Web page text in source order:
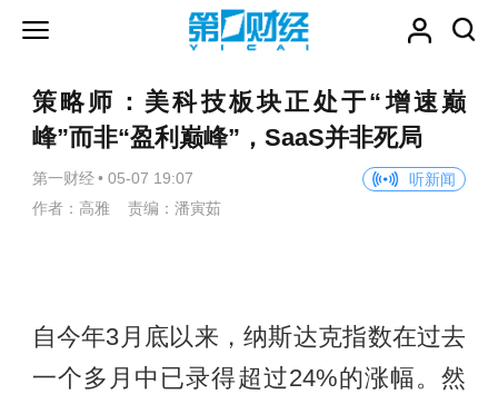
策略师：美科技板块正处于“增速巅
峰”而非“盈利巅峰”，SaaS并非死局
第一财经 • 05-07 19:07
听新闻
作者：高雅 责编：潘寅茹
自今年3月底以来，纳斯达克指数在过去
一个多月中已录得超过24%的涨幅。然